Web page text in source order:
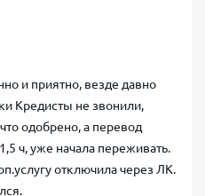
и приятно, везде давно
Кредисты не звонили,
одобрено, а перевод
ч, уже начала переживать.
отключила через ЛК.